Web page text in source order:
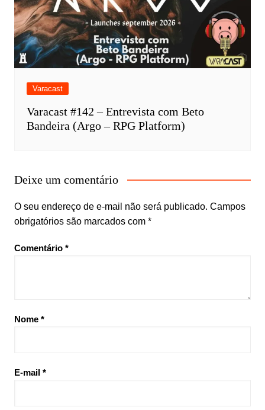
Varacast
Varacast #142 – Entrevista com Beto
Bandeira (Argo – RPG Platform)
Deixe um comentário
O seu endereço de e-mail não será publicado. Campos
obrigatórios são marcados com *
Comentário *
Nome *
E-mail *